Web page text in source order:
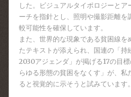
した。ビジュアルタイポロジーとア
ーチを指針とし、照明や撮影距離を
較可能性を確保しています。
また、世界的な現象である貧困線を
たテキストが添えられ、国連の「持
2030アジェンダ」が掲げる17の目
らゆる形態の貧困をなくす」が、私
ると視覚的に示そうと試みています。